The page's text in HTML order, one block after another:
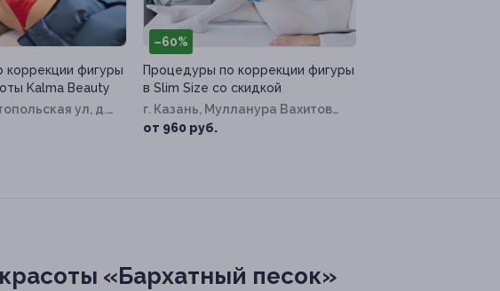
коррекции фигуры
Kalma Beauty
ул, д.
–60%
Процедуры по коррекции фигуры
в Slim Size со скидкой
г. Казань, Мулланура Вахитова
ул, д. 10
от 960 руб.
«Бархатный песок»